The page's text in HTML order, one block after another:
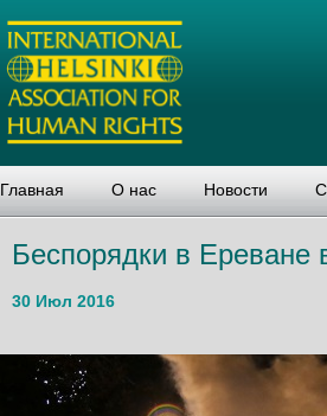
Главная О нас Новости
Беспорядки в Ереване
30 Июл 2016